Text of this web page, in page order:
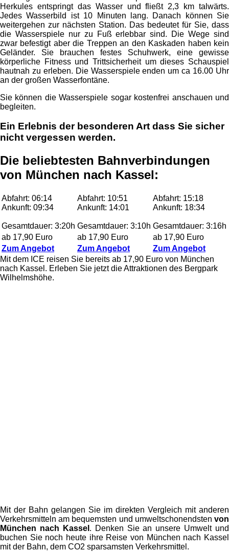
Herkules entspringt das Wasser und fließt 2,3 km talwärts.
Jedes Wasserbild ist 10 Minuten lang. Danach können Sie
weitergehen zur nächsten Station. Das bedeutet für Sie, dass
die Wasserspiele nur zu Fuß erlebbar sind. Die Wege sind
zwar befestigt aber die Treppen an den Kaskaden haben kein
Geländer. Sie brauchen festes Schuhwerk, eine gewisse
körperliche Fitness und Trittsicherheit um dieses Schauspiel
hautnah zu erleben. Die Wasserspiele enden um ca 16.00 Uhr
an der großen Wasserfontäne.
Sie können die Wasserspiele sogar kostenfrei anschauen und
begleiten.
Ein Erlebnis der besonderen Art dass Sie sicher
nicht vergessen werden.
Die beliebtesten Bahnverbindungen
von München nach Kassel:
Abfahrt: 06:14
Ankunft: 09:34
Gesamtdauer: 3:20h
Abfahrt: 10:51
Ankunft: 14:01
Gesamtdauer: 3:10h
Abfahrt: 15:18
Ankunft: 18:34
Gesamtdauer: 3:16h
ab 17,90 Euro
ab 17,90 Euro
ab 17,90 Euro
Zum Angebot
Zum Angebot
Zum Angebot
Mit dem ICE reisen Sie bereits ab 17,90 Euro von München
nach Kassel. Erleben Sie jetzt die Attraktionen des Bergpark
Wilhelmshöhe.
Mit der Bahn gelangen Sie im direkten Vergleich mit anderen
Verkehrsmitteln am bequemsten und umweltschonendsten von
München nach Kassel . Denken Sie an unsere Umwelt und
buchen Sie noch heute ihre Reise von München nach Kassel
mit der Bahn, dem CO2 sparsamsten Verkehrsmittel.